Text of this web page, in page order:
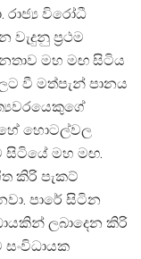
රාජ්‍ය විරෝධී
ප්‍රථම
මහ මඟ සිටිය
වී මත්පැන් පානය
හොටල්වල
සිටියේ මහ මඟ.
කිරි පැකට්
පාරේ සිටින
ලබාදෙන කිරි